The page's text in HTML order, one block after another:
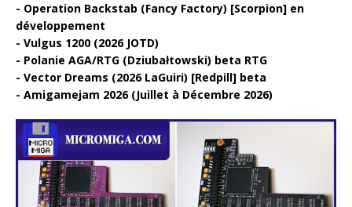
Operation Backstab (Fancy Factory) [Scorpion] en
développement
Vulgus 1200 (2026 JOTD)
Polanie AGA/RTG (Dziubałtowski) beta RTG
Vector Dreams (2026 LaGuiri) [Redpill] beta
Amigamejam 2026 (Juillet à Décembre 2026)